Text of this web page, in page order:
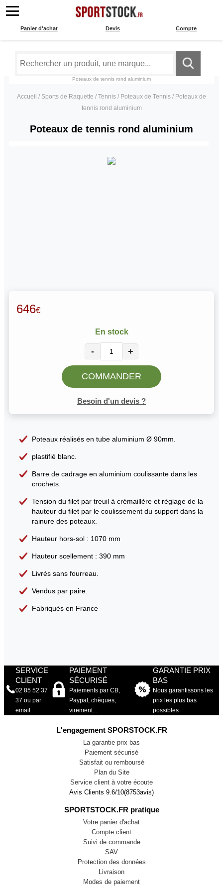
Compte
Devis
Panier d'achat
Poteaux de tennis rond aluminium
Accueil / Sports de Raquette / Tennis / Poteaux de Tennis / Poteaux de
tennis rond aluminium
Poteaux de tennis rond aluminium
646€
En stock
- +
COMMANDER
Besoin d'un devis ?
Poteaux réalisés en tube aluminium Ø 90mm.
plastifié blanc.
Barre de cadrage en aluminium coulissante dans les
crochets.
Tension du filet par treuil à crémaillère et réglage de la
hauteur du filet par le coulissement du support dans la
rainure des poteaux.
Hauteur hors-sol : 1070 mm
Hauteur scellement : 390 mm
Livrés sans fourreau.
Vendus par paire.
Fabriqués en France
SERVICE
CLIENT
02 85 52 37
37 ou par
email
PAIEMENT
SÉCURISÉ
Paiements par CB,
Paypal, chèques,
virement...
GARANTIE PRIX
BAS
Nous garantissons les
prix les plus bas
possibles
L'engagement SPORSTOCK.FR
La garantie prix bas
Paiement sécurisé
Satisfait ou remboursé
Plan du Site
Service client à votre écoute
Avis Clients 9.6/10(8753avis)
SPORTSTOCK.FR pratique
Votre panier d'achat
Compte client
Suivi de commande
SAV
Protection des données
Livraison
Modes de paiement